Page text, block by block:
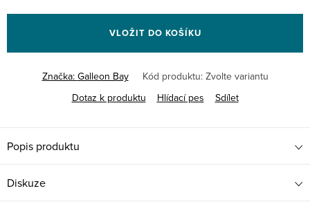
cena:
VLOŽIT DO KOŠÍKU
Značka: Galleon Bay Kód produktu: Zvolte variantu
Dotaz k produktu
Hlídací pes Sdílet
Popis produktu
Diskuze